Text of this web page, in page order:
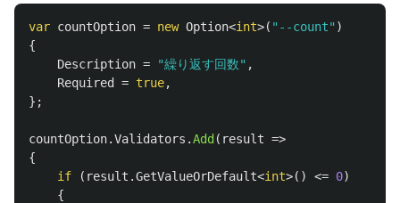
var countOption = new Option<int>( "--count" )
{
Description = "繰り返す回数" ,
Required
= true,
};
countOption.Validators .Add ( result =>
{
if
( result .GetValueOrDefault<int>() <= 0)
{